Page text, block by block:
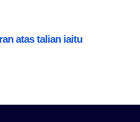
atas talian iaitu